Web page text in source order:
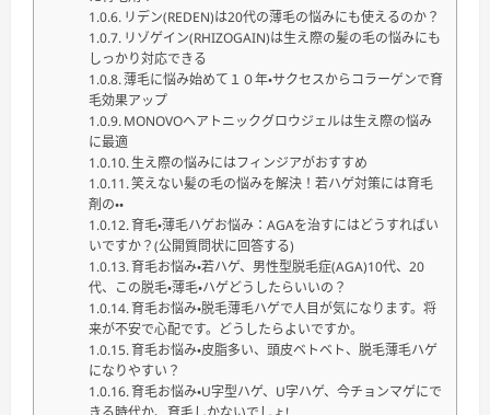
リデン(REDEN)は20代の薄毛の悩みにも使えるのか？
リゾゲイン(RHIZOGAIN)は生え際の髪の毛の悩みにも
しっかり対応できる
薄毛に悩み始めて１０年・サクセスからコラーゲンで育
毛効果アップ
MONOVOヘアトニックグロウジェルは生え際の悩み
に最適
生え際の悩みにはフィンジアがおすすめ
笑えない髪の毛の悩みを解決！若ハゲ対策には育毛
剤の・・
育毛・薄毛ハゲお悩み：AGAを治すにはどうすればい
いですか？(公開質問状に回答する)
育毛お悩み・若ハゲ、男性型脱毛症(AGA)10代、20
代、この脱毛・薄毛・ハゲどうしたらいいの？
育毛お悩み・脱毛薄毛ハゲで人目が気になります。将
来が不安で心配です。どうしたらよいですか。
育毛お悩み・皮脂多い、頭皮ベトベト、脱毛薄毛ハゲ
になりやすい？
育毛お悩み・U字型ハゲ、U字ハゲ、今チョンマゲにで